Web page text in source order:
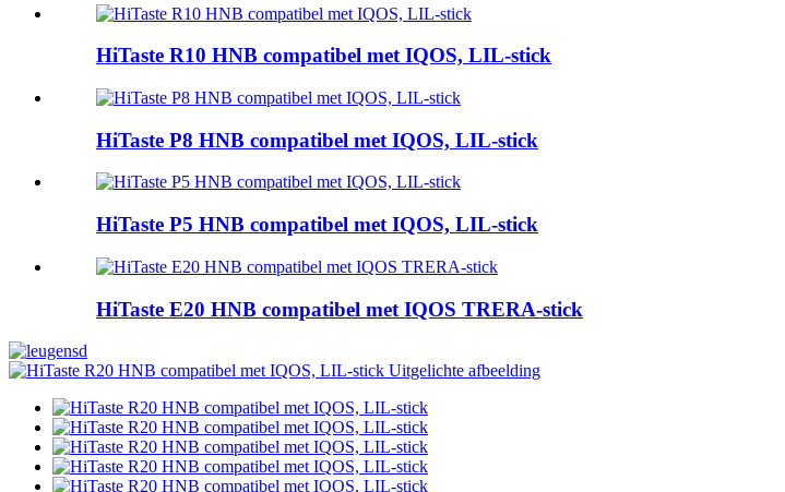
HiTaste R10 HNB compatibel met IQOS, LIL-stick
HiTaste P8 HNB compatibel met IQOS, LIL-stick
HiTaste P5 HNB compatibel met IQOS, LIL-stick
HiTaste E20 HNB compatibel met IQOS TRERA-stick